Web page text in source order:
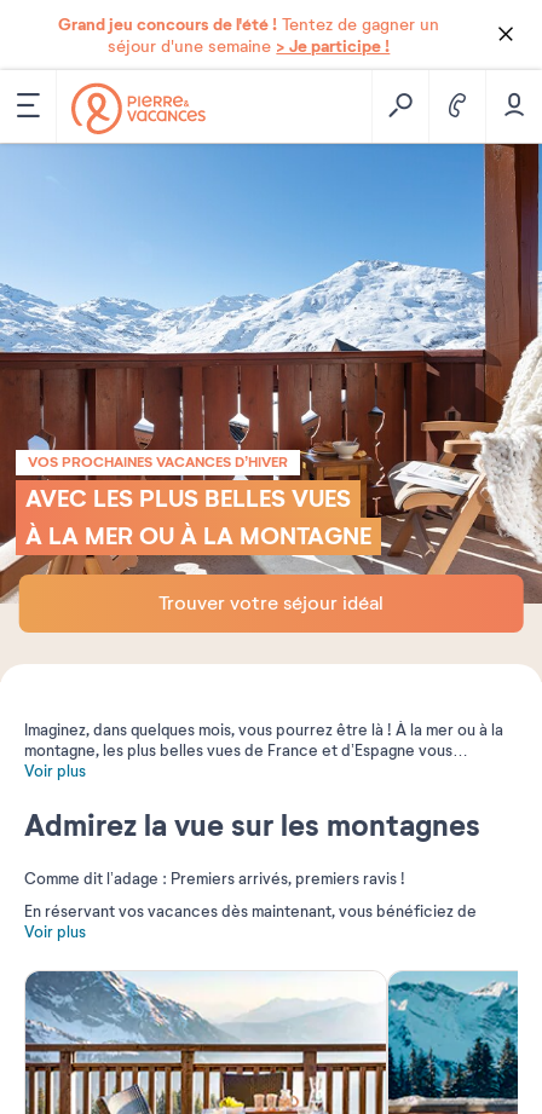
Grand jeu concours de l'été ! Tentez de gagner un
séjour d'une semaine > Je participe !
VOS PROCHAINES VACANCES D’HIVER
AVEC LES PLUS BELLES VUES
À LA MER OU À LA MONTAGNE
Trouver votre séjour idéal
Imaginez, dans quelques mois, vous pourrez être là ! À la mer ou à la
montagne, les plus belles vues de France et d’Espagne vous
attendent déjà chez Pierre & Vacances.
Voir plus
Admirez la vue sur les montagnes​
Comme dit l’adage : Premiers arrivés, premiers ravis !
En réservant vos vacances dès maintenant, vous bénéficiez de
conditions idéales : meilleurs tarifs, meilleurs
Voir plus